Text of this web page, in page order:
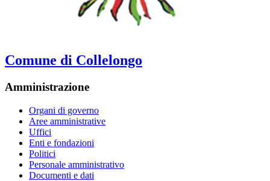
Comune di Collelongo
Amministrazione
Organi di governo
Aree amministrative
Uffici
Enti e fondazioni
Politici
Personale amministrativo
Documenti e dati